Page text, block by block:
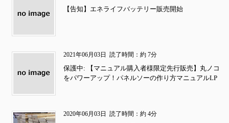
【告知】エネライフバッテリー販売開始
2021年06月03日 読了時間：約 7分
保護中: 【マニュアル購入者様限定先行販売】丸ノコ
をパワーアップ！パネルソーの作り方マニュアルLP
2020年06月03日 読了時間：約 4分